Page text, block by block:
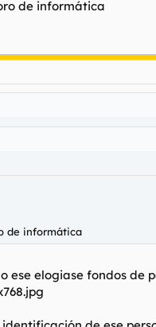
de informática
de informática
ese elogiase fondos de